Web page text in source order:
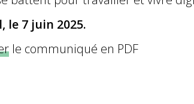
le 7 juin 2025.
le communiqué en PDF